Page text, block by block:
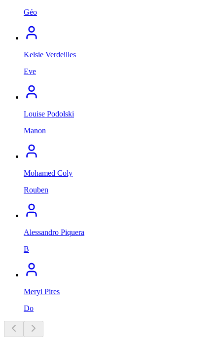
Géo
Kelsie Verdeilles
Eve
Louise Podolski
Manon
Mohamed Coly
Rouben
Alessandro Piquera
B
Meryl Pires
Do